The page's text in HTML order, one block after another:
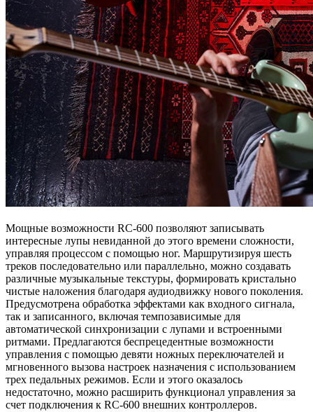
Мощные возможности RC-600 позволяют записывать
интересные лупы невиданной до этого времени сложности,
управляя процессом с помощью ног. Маршрутизируя шесть
треков последовательно или параллельно, можно создавать
различные музыкальные текстуры, формировать кристально
чистые наложения благодаря аудиодвижку нового поколения.
Предусмотрена обработка эффектами как входного сигнала,
так и записанного, включая темпозависимые для
автоматической синхронизации с лупами и встроенными
ритмами. Предлагаются беспрецедентные возможности
управления с помощью девяти ножных переключателей и
мгновенного вызова настроек назначения с использованием
трех педальных режимов. Если и этого оказалось
недостаточно, можно расширить функционал управления за
счет подключения к RC-600 внешних контроллеров.